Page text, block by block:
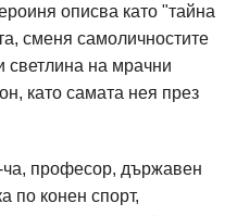
описва като "тайна
сменя самоличностите
светлина на мрачни
като самата нея през
ча, професор, държавен
по конен спорт,